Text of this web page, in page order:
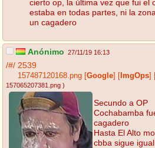
cierto op, la última vez que fui el
estaba en todas partes, ni la
un cagadero
Anónimo 27/11/19 16:13
/#/ 2539
157487120168.png Google ImgOps
157065207381.png )
Secundo a OP
Cochabamba
cagadero
Hasta El Alto
cbba sigue